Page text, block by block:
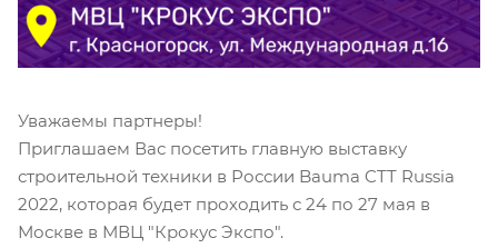
Уважаемы партнеры!
Приглашаем Вас посетить главную выставку
строительной техники в России Bauma CTT Russia
2022, которая будет проходить с 24 по 27 мая в
Москве в МВЦ "Крокус Экспо".